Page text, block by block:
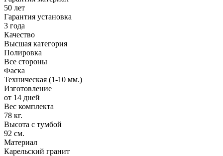
50 лет
Гарантия установка
3 года
Качество
Высшая категория
Полировка
Все стороны
Фаска
Техническая (1-10 мм.)
Изготовление
от 14 дней
Вес комплекта
78 кг.
Высота с тумбой
92 см.
Материал
Карельский гранит